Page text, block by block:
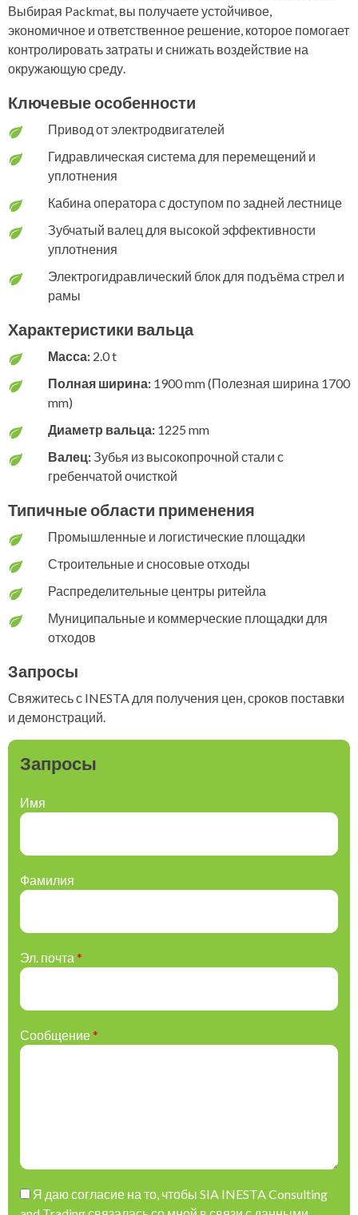
Выбирая Packmat, вы получаете устойчивое,
экономичное и ответственное решение, которое помогает
контролировать затраты и снижать воздействие на
окружающую среду.
Ключевые особенности
Привод от электродвигателей
Гидравлическая система для перемещений и
уплотнения
Кабина оператора с доступом по задней лестнице
Зубчатый валец для высокой эффективности
уплотнения
Электрогидравлический блок для подъёма стрел и
рамы
Характеристики вальца
Масса: 2.0 t
Полная ширина: 1900 mm (Полезная ширина 1700
mm)
Диаметр вальца: 1225 mm
Валец: Зубья из высокопрочной стали с
гребенчатой очисткой
Типичные области применения
Промышленные и логистические площадки
Строительные и сносовые отходы
Распределительные центры ритейла
Муниципальные и коммерческие площадки для
отходов
Запросы
Свяжитесь с INESTA для получения цен, сроков поставки
и демонстраций.
Запросы
Имя
Фамилия
Эл. почта *
Сообщение*
Please leave this field empty.
Я даю согласие на то, чтобы SIA INESTA Consulting